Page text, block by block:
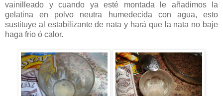
vainilleado y cuando ya esté montada le añadimos la
gelatina en polvo neutra humedecida con agua, esto
sustituye al estabilizante de nata y hará que la nata no baje
haga frio ó calor.